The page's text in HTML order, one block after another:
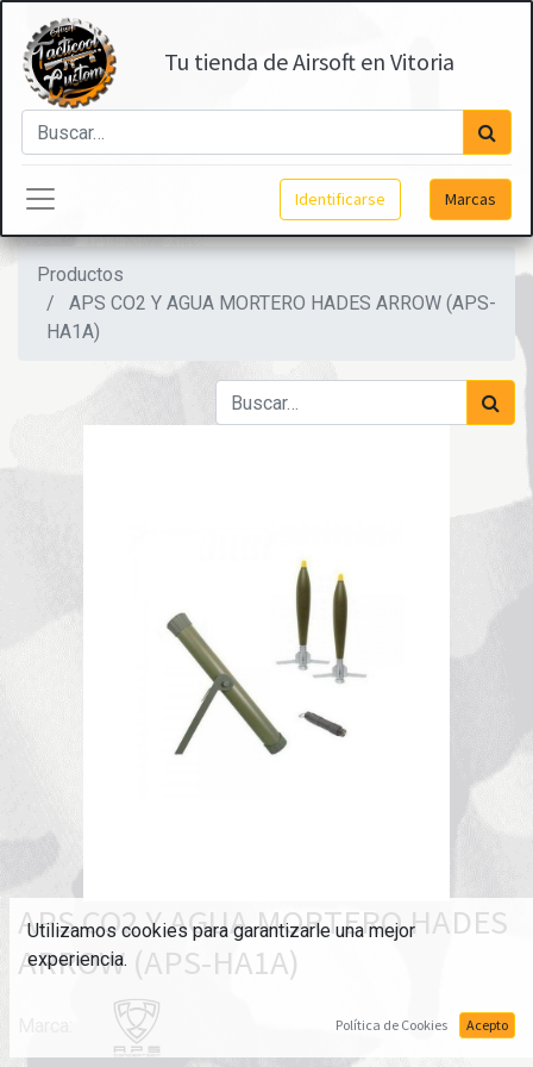
Tu tienda de Airsoft en Vitoria
Identificarse Marcas
Productos
APS CO2 Y AGUA MORTERO HADES ARROW (APS-
HA1A)
APS CO2 Y AGUA MORTERO HADES
ARROW (APS-HA1A)
Utilizamos cookies para garantizarle una mejor
experiencia.
Política de Cookies Acepto